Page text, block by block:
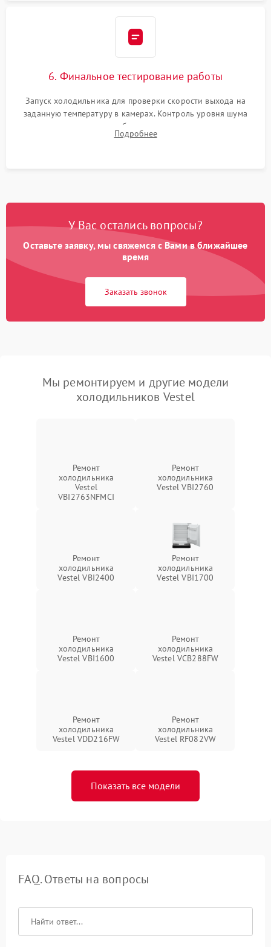
6. Финальное тестирование работы
Запуск холодильника для проверки скорости выхода на
заданную температуру в камерах. Контроль уровня шума
компрессора, отсутствия обмерзания стенок и корректного
срабатывания системы автоматической оттайки.
Подробнее
У Вас остались вопросы?
Оставьте заявку, мы свяжемся с Вами в ближайшее
время
Заказать звонок
Мы ремонтируем и другие модели
холодильников Vestel
Ремонт
холодильника
Vestel
VBI2763NFMCI
Ремонт
холодильника
Vestel VBI2760
Ремонт
холодильника
Vestel VBI2400
Ремонт
холодильника
Vestel VBI1700
Ремонт
холодильника
Vestel VBI1600
Ремонт
холодильника
Vestel VCB288FW
Ремонт
холодильника
Vestel VDD216FW
Ремонт
холодильника
Vestel RF082VW
Показать все модели
FAQ. Ответы на вопросы